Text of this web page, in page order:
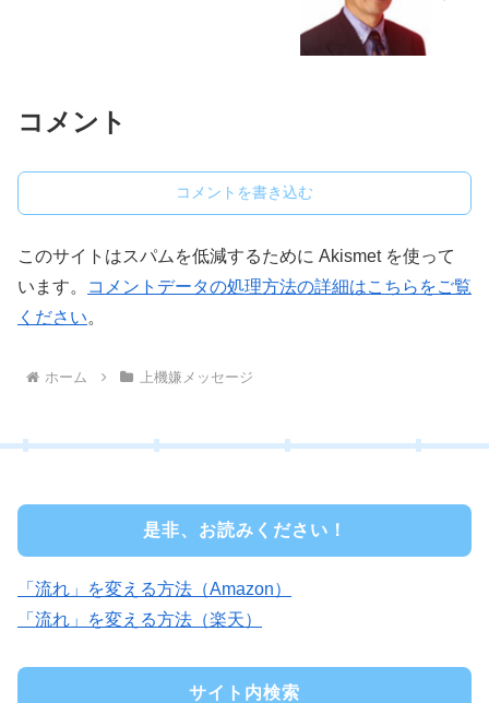
コメント
コメントを書き込む
このサイトはスパムを低減するために Akismet を使って
います。
コメントデータの処理方法の詳細はこちらをご覧
ください。
ホーム 上機嫌メッセージ
是非、お読みください！
「流れ」を変える方法（Amazon）
「流れ」を変える方法（楽天）
サイト内検索